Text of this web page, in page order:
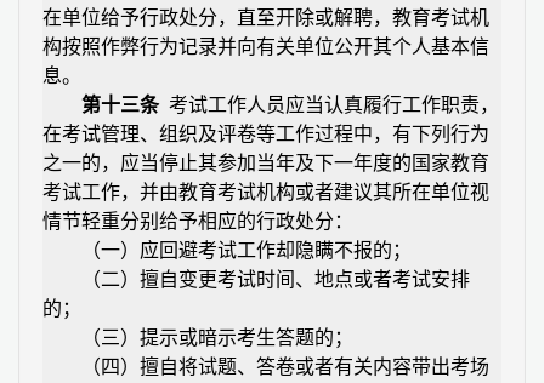
在单位给予行政处分，直至开除或解聘，教育考试机
构按照作弊行为记录并向有关单位公开其个人基本信
息。
第十三条 考试工作人员应当认真履行工作职责，
在考试管理、组织及评卷等工作过程中，有下列行为
之一的，应当停止其参加当年及下一年度的国家教育
考试工作，并由教育考试机构或者建议其所在单位视
情节轻重分别给予相应的行政处分：
（一）应回避考试工作却隐瞒不报的；
（二）擅自变更考试时间、地点或者考试安排
的；
（三）提示或暗示考生答题的；
（四）擅自将试题、答卷或者有关内容带出考场